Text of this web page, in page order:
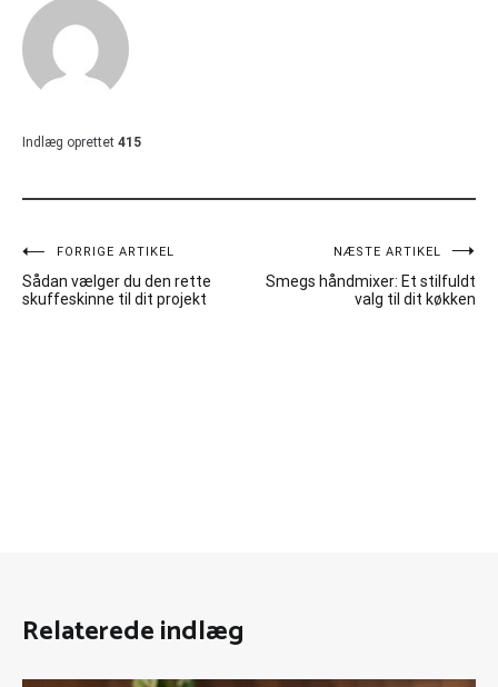
Indlæg oprettet 415
Indlægsnavigation
FORRIGE ARTIKEL
Sådan vælger du den rette
skuffeskinne til dit projekt
NÆSTE ARTIKEL
Smegs håndmixer: Et stilfuldt
valg til dit køkken
Relaterede indlæg